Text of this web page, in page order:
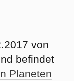
von
befindet
Planeten